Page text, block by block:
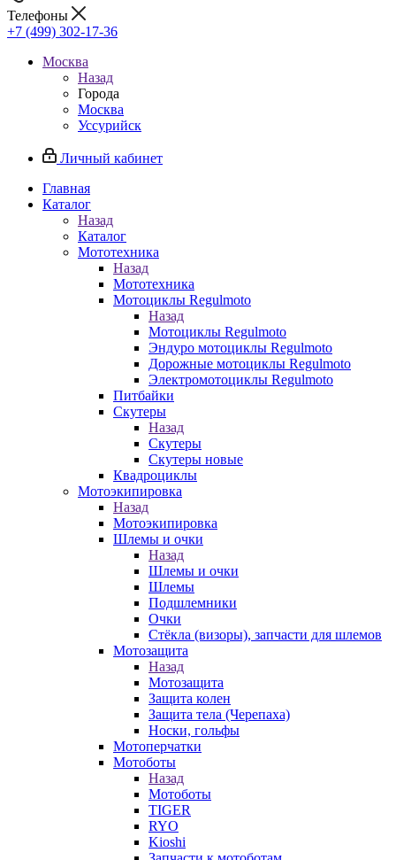
Телефоны
+7 (499) 302-17-36
Москва
Назад
Города
Москва
Уссурийск
Личный кабинет
Главная
Каталог
Назад
Каталог
Мототехника
Назад
Мототехника
Мотоциклы Regulmoto
Назад
Мотоциклы Regulmoto
Эндуро мотоциклы Regulmoto
Дорожные мотоциклы Regulmoto
Электромотоциклы Regulmoto
Питбайки
Скутеры
Назад
Скутеры
Скутеры новые
Квадроциклы
Мотоэкипировка
Назад
Мотоэкипировка
Шлемы и очки
Назад
Шлемы и очки
Шлемы
Подшлемники
Очки
Стёкла (визоры), запчасти для шлемов
Мотозащита
Назад
Мотозащита
Защита колен
Защита тела (Черепаха)
Носки, гольфы
Мотоперчатки
Мотоботы
Назад
Мотоботы
TIGER
RYO
Kioshi